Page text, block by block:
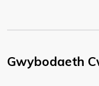
Gwybodaeth